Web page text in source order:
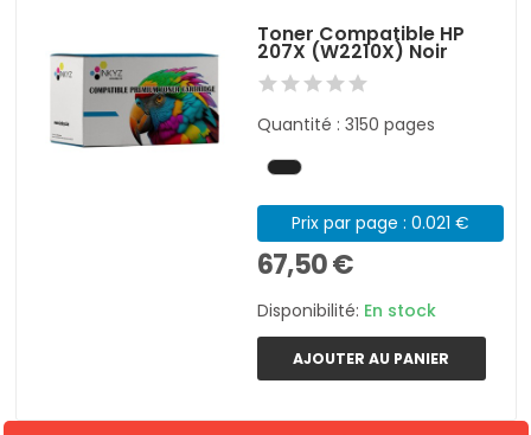
Toner Compatible HP
207X (W2210X) Noir
Quantité : 3150 pages
Prix par page : 0.021 €
67,50 €
Disponibilité: En stock
AJOUTER AU PANIER